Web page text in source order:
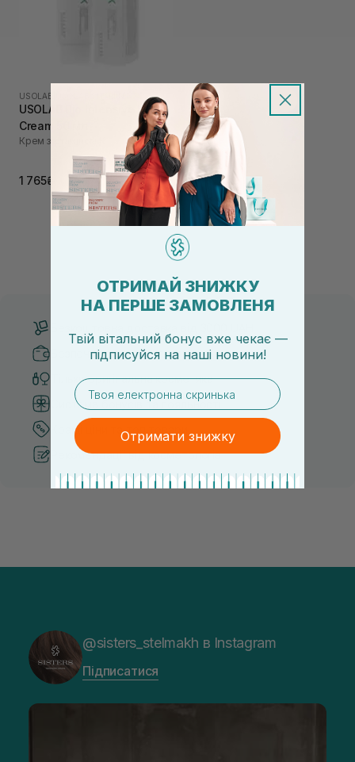
USOLAB
USOLAB Bio Intensive K
Cream 50 мл
Крем з вітаміном К
1 765₴
Безпечні способи оплати
Тільки оригінальна косметика
Система бонусів та лояльності
Кращі ціни та топ товари
Рекомендації від косметологів
@sisters_stelmakh в Instagram
Підписатися
ОТРИМАЙ ЗНИЖКУ
НА ПЕРШЕ ЗАМОВЛЕНЯ
Твій вітальний бонус вже чекає —
підписуйся на наші новини!
email
Отримати знижку